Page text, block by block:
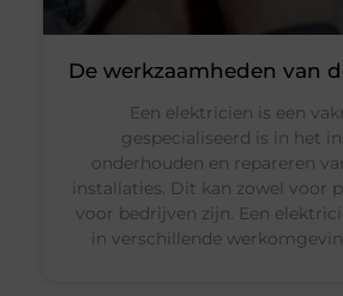
De werkzaamheden van
Een elektricien is een
gespecialiseerd is in het
onderhouden en repareren
installaties. Dit kan zowel voor
voor bedrijven zijn. Een
in verschillende